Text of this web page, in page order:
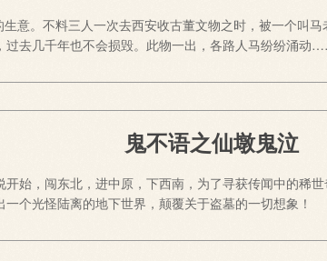
意。不料三人一次去西安收古董文物之时，被一个叫
过去几千年也不会损毁。此物一出，各路人马纷纷涌动
鬼不语之仙墩鬼泣
始，闯东北，进中原，下西南，为了寻获传闻中的
个光怪陆离的地下世界，颠覆关于盗墓的一切想象！